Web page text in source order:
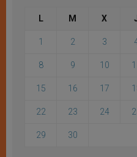
L M X
1 2 3
8 9 10
15 16 17
22 23 24
29 30